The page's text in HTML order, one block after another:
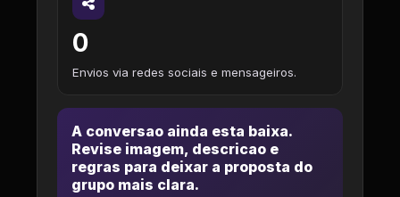
0
Envios via redes sociais e mensageiros.
A conversao ainda esta baixa.
Revise imagem, descricao e
regras para deixar a proposta do
grupo mais clara.